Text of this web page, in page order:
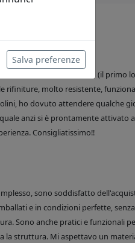
in realtà è il secondo (il primo
rifiniture, molto resistente,
ho dovuto attendere qualche
anzi si è prontamente attivato
Consigliatissimo!!
sono soddisfatto
e in condizioni perfette,
Sono anche pratici e funzionali
la struttura. Mi aspettavo un
Salva preferenze